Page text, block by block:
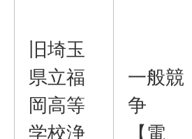
旧埼玉
県立福
岡高等
学校浄
一般競
争
【電